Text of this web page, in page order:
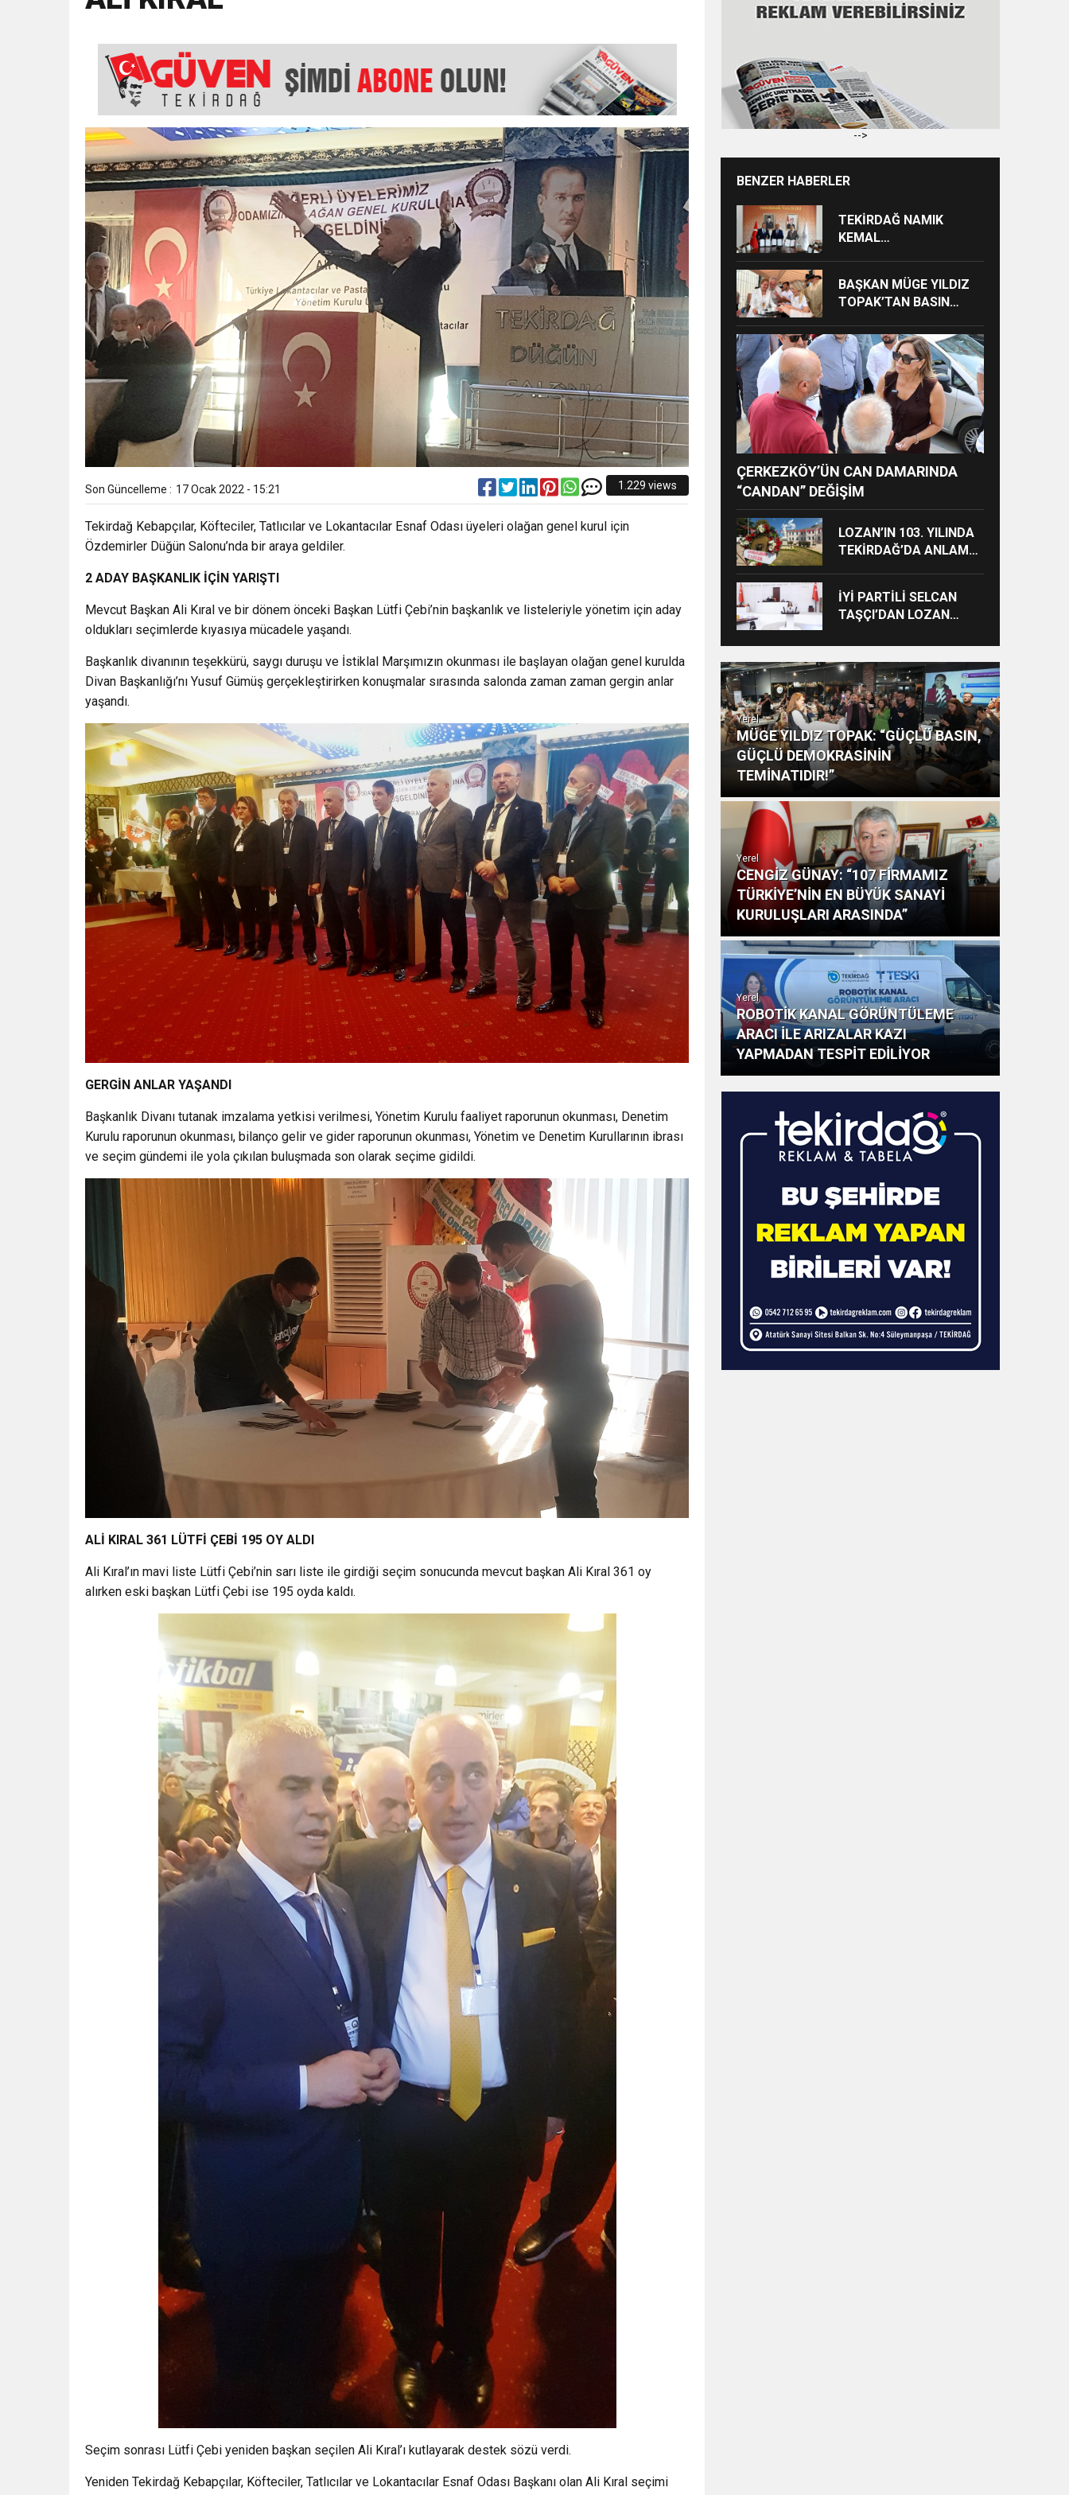
15:35 ÇERKEZKÖY’ÜN CAN DAMARINDA “CANDAN” DEĞİŞİM
12:32
17:43 6. GELENEKSEL KEŞKEK ŞENLİĞİNDE MUHTEŞEM FİNAL
Son Güncelleme : 17 Ocak 2022 - 15:21 1.229 views
Tekirdağ Kebapçılar, Köfteciler, Tatlıcılar ve Lokantacılar Esnaf Odası üyeleri olağan genel kurul için
Özdemirler Düğün Salonu’nda bir araya geldiler.
2 ADAY BAŞKANLIK İÇİN YARIŞTI
Mevcut Başkan Ali Kıral ve bir dönem önceki Başkan Lütfi Çebi’nin başkanlık ve listeleriyle yönetim için aday
oldukları seçimlerde kıyasıya mücadele yaşandı.
Başkanlık divanının teşekkürü, saygı duruşu ve İstiklal Marşımızın okunması ile başlayan olağan genel kurulda
Divan Başkanlığı’nı Yusuf Gümüş gerçekleştirirken konuşmalar sırasında salonda zaman zaman gergin anlar
yaşandı.
GERGİN ANLAR YAŞANDI
Başkanlık Divanı tutanak imzalama yetkisi verilmesi, Yönetim Kurulu faaliyet raporunun okunması, Denetim
Kurulu raporunun okunması, bilanço gelir ve gider raporunun okunması, Yönetim ve Denetim Kurullarının ibrası
ve seçim gündemi ile yola çıkılan buluşmada son olarak seçime gidildi.
ALİ KIRAL 361 LÜTFİ ÇEBİ 195 OY ALDI
Ali Kıral’ın mavi liste Lütfi Çebi’nin sarı liste ile girdiği seçim sonucunda mevcut başkan Ali Kıral 361 oy
alırken eski başkan Lütfi Çebi ise 195 oyda kaldı.
Seçim sonrası Lütfi Çebi yeniden başkan seçilen Ali Kıral’ı kutlayarak destek sözü verdi.
Yeniden Tekirdağ Kebapçılar, Köfteciler, Tatlıcılar ve Lokantacılar Esnaf Odası Başkanı olan Ali Kıral seçimi
-->
BENZER HABERLER
TEKİRDAĞ NAMIK
KEMAL
HİZMET
BAŞKAN MÜGE YILDIZ
TOPAK’TAN BASIN
BULUŞMASI
ÇERKEZKÖY’ÜN CAN DAMARINDA
“CANDAN” DEĞİŞİM
LOZAN’IN 103. YILINDA
TEKİRDAĞ’DA ANLAMLI
İYİ PARTİLİ SELCAN
TAŞÇI’DAN LOZAN
TAPU SENEDİNE SAHİP
ÇIKMA ZAMANIDIR”
Yerel
MÜGE YILDIZ TOPAK: “GÜÇLÜ BASIN,
GÜÇLÜ DEMOKRASİNİN
TEMİNATIDIR!”
Yerel
CENGİZ GÜNAY: “107 FİRMAMIZ
TÜRKİYE’NİN EN BÜYÜK SANAYİ
KURULUŞLARI ARASINDA”
Yerel
ROBOTİK KANAL GÖRÜNTÜLEME
ARACI İLE ARIZALAR KAZI
YAPMADAN TESPİT EDİLİYOR